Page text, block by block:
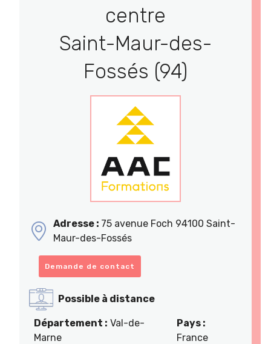
centre
Saint-Maur-des-
Fossés (94)
Adresse : 75 avenue Foch 94100 Saint-
Maur-des-Fossés
Demande de contact
Possible à distance
Département : Val-de-
Marne
Pays :
France